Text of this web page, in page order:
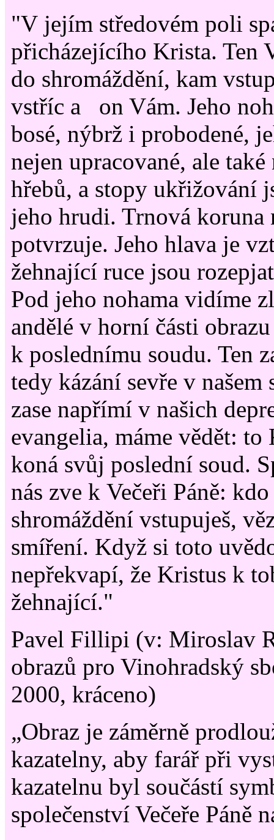
"V jejím středovém poli
přicházejícího Krista. Ten
do shromáždění, kam
vstříc a on Vám. Jeho
bosé, nýbrž i probodené,
nejen upracované, ale také
hřebů, a stopy ukřižování
jeho hrudi. Trnová koruna
potvrzuje. Jeho hlava je
žehnající ruce jsou
Pod jeho nohama vidíme
andělé v horní části
k poslednímu soudu. Ten
tedy kázání sevře v našem
zase napřímí v našich
evangelia, máme vědět:
koná svůj poslední soud.
nás zve k Večeři Páně:
shromáždění vstupuješ,
smíření. Když si toto
nepřekvapí, že Kristus k
žehnající."
Pavel Fillipi (v: Miroslav
obrazů pro Vinohradský
2000, kráceno)
„Obraz je záměrně
kazatelny, aby farář při
kazatelnu byl součástí
společenství Večeře Páně